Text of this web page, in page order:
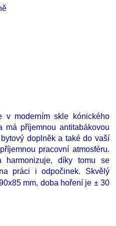
v moderním skle kónického
má příjemnou antitabákovou
doplněk a také do vaší
pracovní atmosféru.
harmonizuje, díky tomu se
práci i odpočinek. Skvělý
mm, doba hoření je ± 30